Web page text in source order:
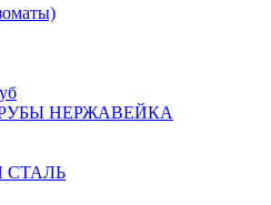
НЕРЖАВЕЙКА
СТАЛЬ